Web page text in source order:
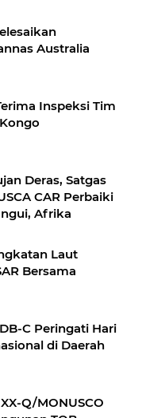
Australia
Inspeksi Tim
Deras, Satgas
CAR Perbaiki
Afrika
Laut
Bersama
C Peringati Hari
di Daerah
Q/MONUSCO